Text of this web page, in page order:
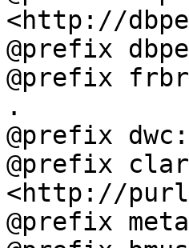
<http://
@prefix
@prefix
.
@prefix
@prefix
<http://
@prefix